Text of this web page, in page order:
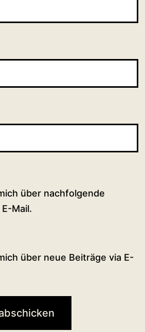
über nachfolgende
Mail.
über neue Beiträge via E-